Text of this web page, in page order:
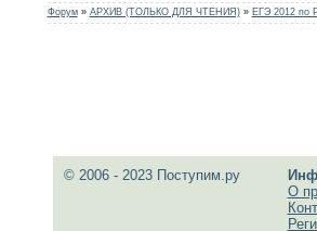
Форум » АРХИВ (ТОЛЬКО ДЛЯ ЧТЕНИЯ) » ЕГЭ 2012
© 2006 - 2023 Поступим.ру
О